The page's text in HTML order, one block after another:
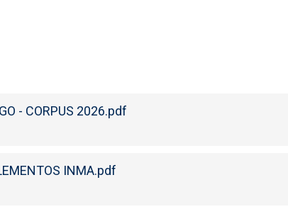
- CORPUS 2026.pdf
INMA.pdf